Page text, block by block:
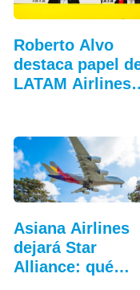
Roberto Alvo
destaca papel
LATAM Airlines
Asiana Airlines
dejará Star
Alliance: qué